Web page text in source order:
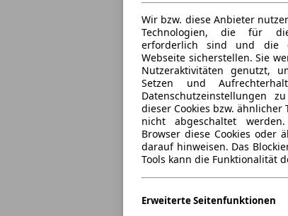
Wir bzw. diese Anbieter
Technologien, die für
erforderlich sind und die
Webseite sicherstellen. Sie
Nutzeraktivitäten genutzt,
Setzen und
Datenschutzeinstellungen
dieser Cookies bzw.
nicht abgeschaltet
Browser diese Cookies oder
darauf hinweisen. Das
Tools kann die Funktionalität
Erweiterte Seitenfunktionen